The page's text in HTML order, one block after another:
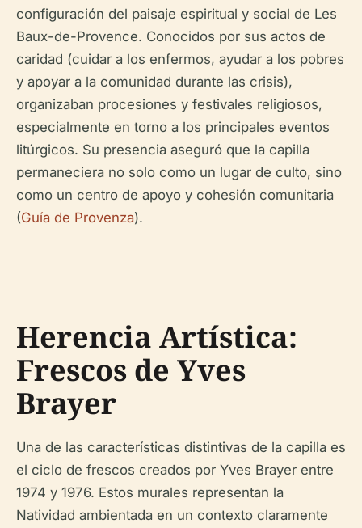
configuración del paisaje espiritual y social de Les
Baux-de-Provence. Conocidos por sus actos de
caridad (cuidar a los enfermos, ayudar a los pobres
y apoyar a la comunidad durante las crisis),
organizaban procesiones y festivales religiosos,
especialmente en torno a los principales eventos
litúrgicos. Su presencia aseguró que la capilla
permaneciera no solo como un lugar de culto, sino
como un centro de apoyo y cohesión comunitaria
(Guía de Provenza).
Herencia Artística:
Frescos de Yves
Brayer
Una de las características distintivas de la capilla es
el ciclo de frescos creados por Yves Brayer entre
1974 y 1976. Estos murales representan la
Natividad ambientada en un contexto claramente